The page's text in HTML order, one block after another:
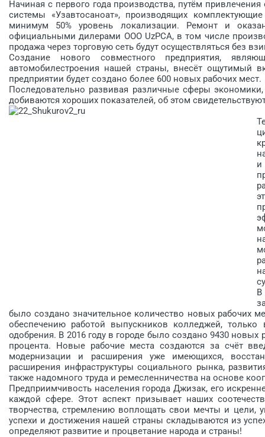
Начиная с первого года производства, путём
системы «Узавтосаноат», производящих
минимум 50% уровень локализации. Ремонт и
официальными дилерами ООО UzPCA, в том числе
продажа через торговую сеть будут осуществляться без
Создание нового совместного предприятия,
автомобилестроения нашей страны, внесёт ощутимый
предприятии будет создано более 600 новых рабочих мест.
Последовательно развивая различные сферы
добиваются хороших показателей, об этом
и
В
было создано значительное количество новых рабочих
обеспечению работой выпускников колледжей,
одобрения. В 2016 году в городе было создано 9430
процента. Новые рабочие места соз­даются за счёт
модернизации и расширения уже имеющихся,
расширения инфраструктуры социального рынка,
также надомного труда и ремесленничества на основе
Предприимчивость населения города Джизак, его
каждой сфере. Этот аспект призывает наших
творчества, стремлению воплощать свои мечты и
успехи и достижения нашей страны складываются из
определяют развитие и процветание народа и страны!